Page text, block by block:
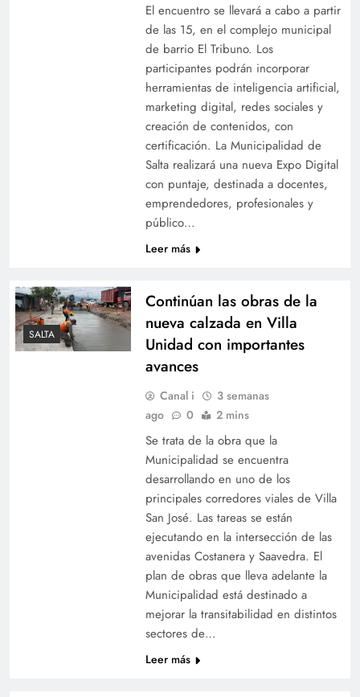
El encuentro se llevará a cabo a partir
de las 15, en el complejo municipal
de barrio El Tribuno. Los
participantes podrán incorporar
herramientas de inteligencia artificial,
marketing digital, redes sociales y
creación de contenidos, con
certificación. La Municipalidad de
Salta realizará una nueva Expo Digital
con puntaje, destinada a docentes,
emprendedores, profesionales y
público…
Leer más
SALTA
Continúan las obras de la
nueva calzada en Villa
Unidad con importantes
avances
Canal i
3 semanas
ago
0 2 mins
Se trata de la obra que la
Municipalidad se encuentra
desarrollando en uno de los
principales corredores viales de Villa
San José. Las tareas se están
ejecutando en la intersección de las
avenidas Costanera y Saavedra. El
plan de obras que lleva adelante la
Municipalidad está destinado a
mejorar la transitabilidad en distintos
sectores de…
Leer más